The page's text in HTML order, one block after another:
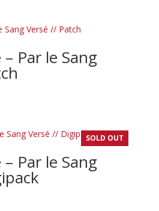
Par le Sang
SOLD OUT
Par le Sang